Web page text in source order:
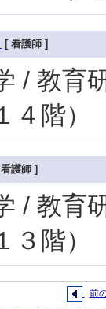
[ 看護師 ]
/ 教育
階）
護師 ]
/ 教育
階）
前